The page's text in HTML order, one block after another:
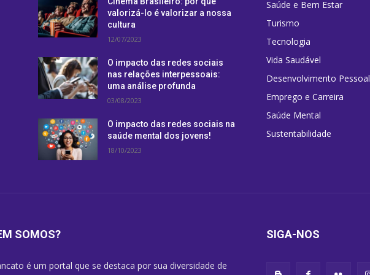
valorizá-lo é valorizar a nossa
cultura
12/07/2023
O impacto das redes sociais
nas relações interpessoais:
uma análise profunda
03/08/2023
O impacto das redes sociais na
saúde mental dos jovens!
18/10/2023
Saúde e Bem Estar
Turismo
Tecnologia
Vida Saudável
Desenvolvimento Pessoal
Emprego e Carreira
Saúde Mental
Sustentabilidade
SOMOS?
é um portal que se destaca por sua diversidade de
SIGA-NOS